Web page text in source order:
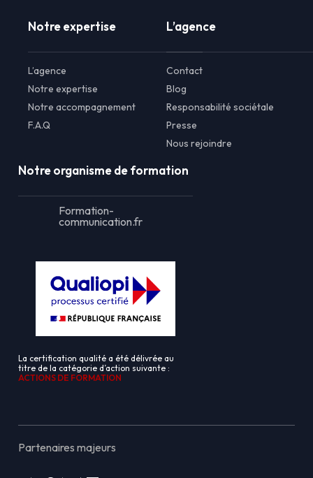
Notre expertise
L’agence
Notre expertise
Notre accompagnement
F.A.Q
L’agence
Contact
Blog
Responsabilité sociétale
Presse
Nous rejoindre
Notre organisme de formation
Formation-
communication.fr
La certification qualité a été délivrée au
titre de la catégorie d’action suivante :
ACTIONS DE FORMATION
Partenaires majeurs